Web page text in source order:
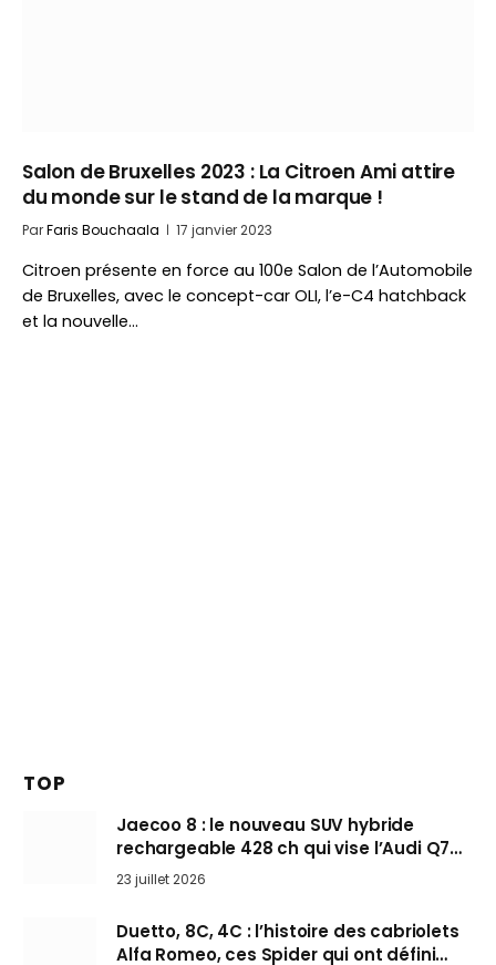
Salon de Bruxelles 2023 : La Citroen Ami attire
du monde sur le stand de la marque !
ParFaris Bouchaala 17 janvier 2023
Citroen présente en force au 100e Salon de l’Automobile
de Bruxelles, avec le concept-car OLI, l’e-C4 hatchback
et la nouvelle…
TOP
Jaecoo 8 : le nouveau SUV hybride
rechargeable 428 ch qui vise l’Audi Q7
arrive en Europe cet automne
23 juillet 2026
Duetto, 8C, 4C : l’histoire des cabriolets
Alfa Romeo, ces Spider qui ont défini